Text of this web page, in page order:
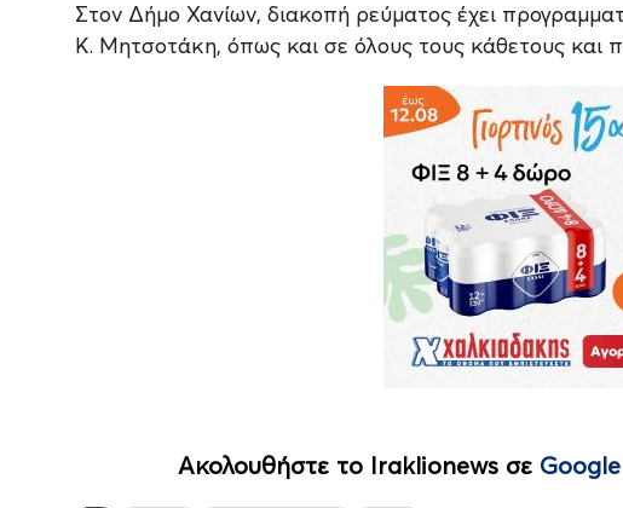
Στον Δήμο Χανίων, διακοπή ρεύματος έχει
Κ. Μητσοτάκη, όπως και σε όλους τους κάθετους και
Ακολουθήστε το Iraklionews σε